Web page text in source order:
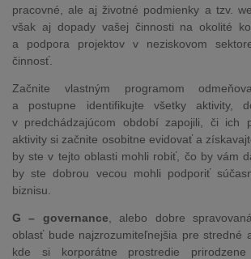
pracovné, ale aj životné podmienky a tzv.
však aj dopady vašej činnosti na okolité
a podpora projektov v neziskovom
činnosť.
Začnite vlastným programom
a postupne identifikujte všetky aktivity,
v predchádzajúcom období zapojili, či ich
aktivity si začnite osobitne evidovať a
by ste v tejto oblasti mohli robiť, čo by vám
by ste dobrou vecou mohli podporiť
biznisu.
G – governance , alebo dobre
oblasť bude najzrozumiteľnejšia pre stredné
kde si korporátne prostredie